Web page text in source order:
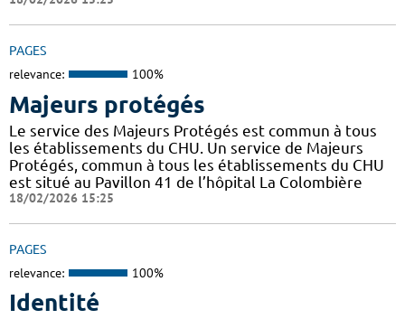
PAGES
relevance: 100%
Majeurs protégés
Le service des Majeurs Protégés est commun à tous
les établissements du CHU. Un service de Majeurs
Protégés, commun à tous les établissements du CHU
est situé au Pavillon 41 de l’hôpital La Colombière
18/02/2026 15:25
PAGES
relevance: 100%
Identité